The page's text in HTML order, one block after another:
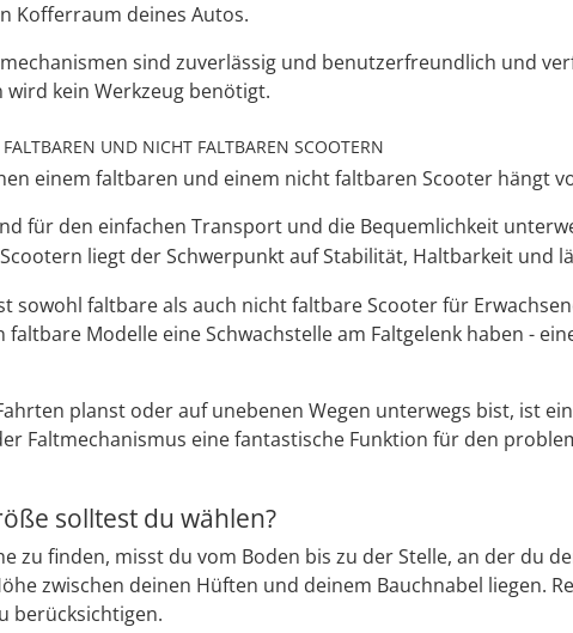
Kofferraum deines Autos.
sind zuverlässig und benutzerfreundlich und
kein Werkzeug benötigt.
UND NICHT FALTBAREN SCOOTERN
einem faltbaren und einem nicht faltbaren Scooter hängt
für den einfachen Transport und die Bequemlichkeit
liegt der Schwerpunkt auf Stabilität, Haltbarkeit und
sowohl faltbare als auch nicht faltbare Scooter für
faltbare Modelle eine Schwachstelle am Faltgelenk haben -
planst oder auf unebenen Wegen unterwegs bist, ist
Faltmechanismus eine fantastische Funktion für den
solltest du wählen?
zu finden, misst du vom Boden bis zu der Stelle, an der du
zwischen deinen Hüften und deinem Bauchnabel liegen.
berücksichtigen.